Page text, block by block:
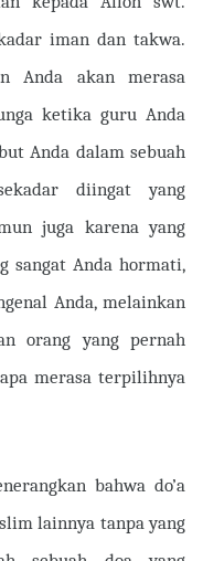
iman dan takwa.
Anda akan merasa
ketika guru Anda
Anda dalam sebuah
diingat yang
juga karena yang
sangat Anda hormati,
Anda, melainkan
orang yang pernah
merasa terpilihnya
bahwa do’a
lainnya tanpa yang